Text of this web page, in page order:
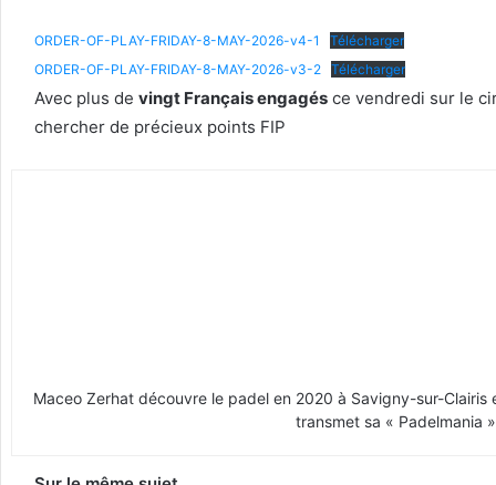
ORDER-OF-PLAY-FRIDAY-8-MAY-2026-v4-1
Télécharger
ORDER-OF-PLAY-FRIDAY-8-MAY-2026-v3-2 Télécharger
Avec plus de vingt Français engagés ce vendredi sur le
chercher de précieux points FIP
Maceo Zerhat découvre le padel en 2020 à Savigny-sur-
transmet sa « Padelmania